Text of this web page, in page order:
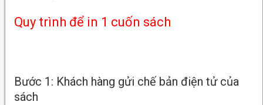
Quy trình để in 1 cuốn sách
Bước 1: Khách hàng gửi chế bản điện tử của
sách